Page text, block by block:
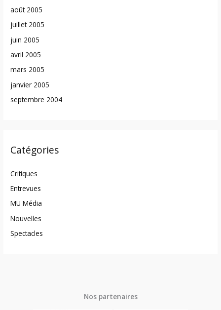
août 2005
juillet 2005
juin 2005
avril 2005
mars 2005
janvier 2005
septembre 2004
Catégories
Critiques
Entrevues
MU Média
Nouvelles
Spectacles
Nos partenaires